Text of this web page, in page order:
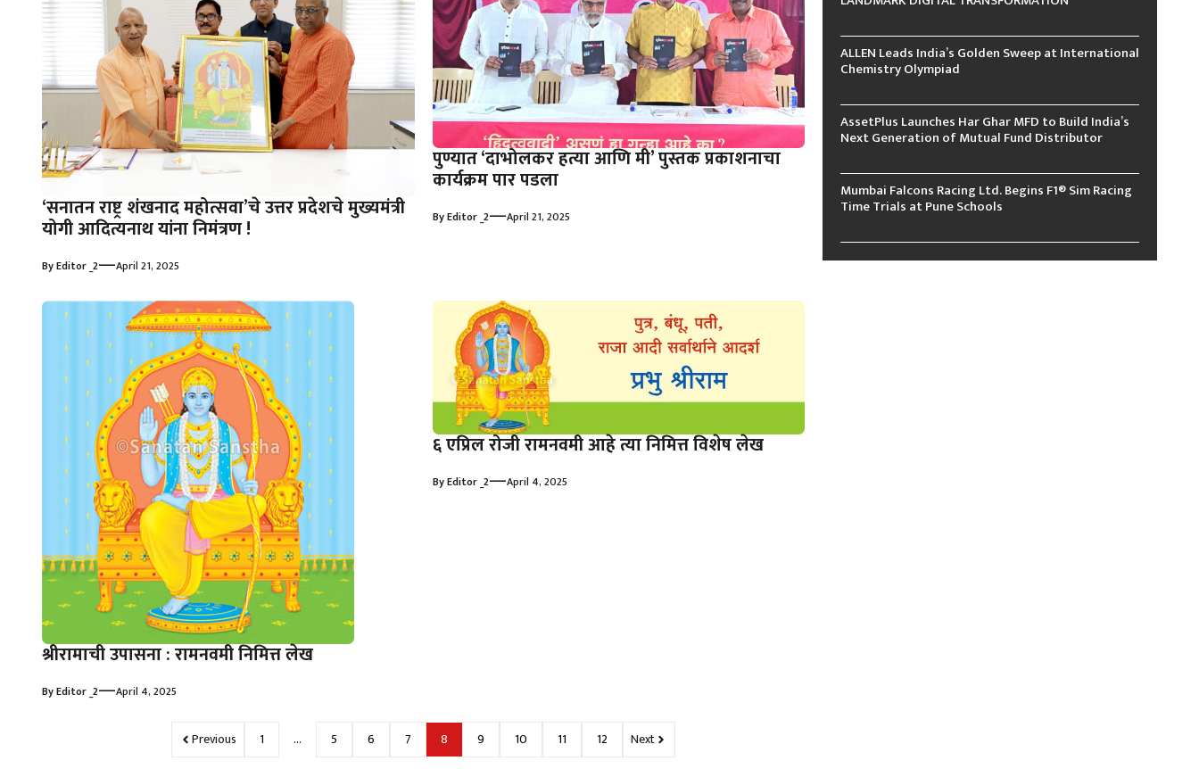
‘सनातन राष्ट्र शंखनाद महोत्सवा’चे उत्तर प्रदेशचे मुख्यमंत्री
योगी आदित्यनाथ यांना निमंत्रण !
ByEditor _2—April 21, 2025
पुण्यात ‘दाभोलकर हत्या आणि मी’ पुस्तक प्रकाशनाचा
कार्यक्रम पार पडला
ByEditor _2—April 21, 2025
श्रीरामाची उपासना : रामनवमी निमित्त लेख
ByEditor _2—April 4, 2025
६ एप्रिल रोजी रामनवमी आहे त्या निमित्त विशेष लेख
ByEditor _2—April 4, 2025
Previous 1 … 5 6 7 8 9 10 11 12 Next
ALLEN Leads India’s Golden Sweep at International
Chemistry Olympiad
AssetPlus Launches Har Ghar MFD to Build India’s
Next Generation of Mutual Fund Distributor
Mumbai Falcons Racing Ltd. Begins F1® Sim Racing
Time Trials at Pune Schools